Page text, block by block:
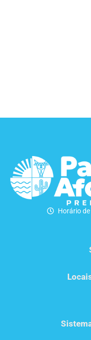
Horário